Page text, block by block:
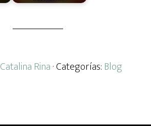
Catalina Rina· Categorías: Blog